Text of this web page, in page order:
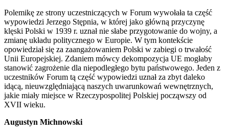
Polemikę ze strony uczestniczących w Forum wywołała ta część
wypowiedzi Jerzego Stępnia, w której jako główną przyczynę
klęski Polski w 1939 r. uznał nie słabe przygotowanie do wojny, a
zmianę układu politycznego w Europie. W tym kontekście
opowiedział się za zaangażowaniem Polski w zabiegi o trwałość
Unii Europejskiej. Zdaniem mówcy dekompozycja UE mogłaby
stanowić zagrożenie dla niepodległego bytu państwowego. Jeden z
uczestników Forum tą część wypowiedzi uznał za zbyt daleko
idącą, nieuwzględniającą naszych uwarunkowań wewnętrznych,
jakie miały miejsce w Rzeczypospolitej Polskiej począwszy od
XVII wieku.
Augustyn Michnowski